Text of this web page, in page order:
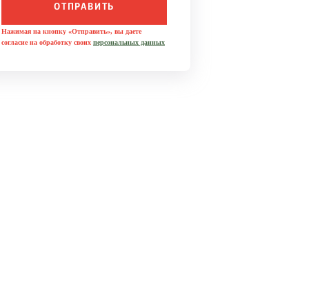
ОТПРАВИТЬ
Нажимая на кнопку «Отправить», вы даете
согласие на обработку своих персональных данных